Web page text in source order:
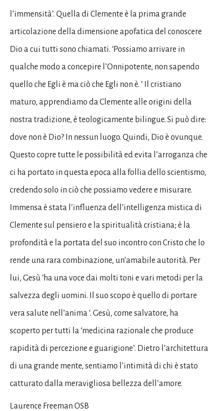
l’immensità’. Quella di Clemente è la prima grande
articolazione della dimensione apofatica del conoscere
Dio a cui tutti sono chiamati. ‘Possiamo arrivare in
qualche modo a concepire l’Onnipotente, non sapendo
quello che Egli è ma ciò che Egli non è. ’ Il cristiano
maturo, apprendiamo da Clemente alle origini della
nostra tradizione, è teologicamente bilingue. Si può dire:
dove non è Dio? In nessun luogo. Quindi, Dio è ovunque.
Questo copre tutte le possibilità ed evita l’arroganza che
ci ha portato in questa epoca alla follia dello scientismo,
credendo solo in ciò che possiamo vedere e misurare.
Immensa è stata l’influenza dell’intelligenza mistica di
Clemente sul pensiero e la spiritualità cristiana; è la
profondità e la portata del suo incontro con Cristo che lo
rende una rara combinazione, un’amabile autorità. Per
lui, Gesù ‘ha una voce dai molti toni e vari metodi per la
salvezza degli uomini. Il suo scopo è quello di portare
vera salute nell’anima ‘. Gesù, come salvatore, ha
scoperto per tutti la ‘medicina razionale che produce
rapidità di percezione e guarigione’. Dietro l’architettura
di una grande mente, sentiamo l’intimità di chi è stato
catturato dalla meravigliosa bellezza dell’amore.
Laurence Freeman OSB